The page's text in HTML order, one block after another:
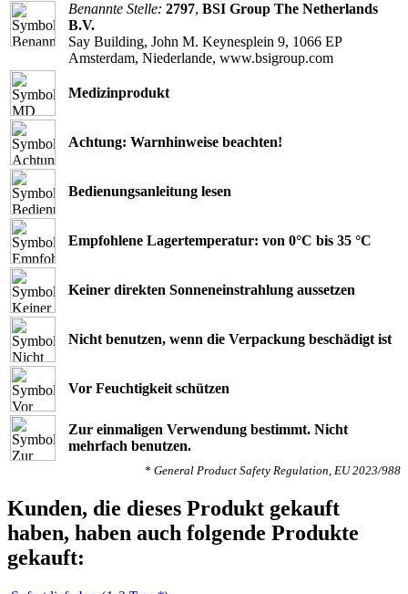
Benannte Stelle: 2797, BSI Group The Netherlands
B.V.
Say Building, John M. Keynesplein 9, 1066 EP
Amsterdam, Niederlande, www.bsigroup.com
Medizinprodukt
Achtung: Warnhinweise beachten!
Bedienungsanleitung lesen
Empfohlene Lagertemperatur: von 0°C bis 35 °C
Keiner direkten Sonneneinstrahlung aussetzen
Nicht benutzen, wenn die Verpackung beschädigt ist
Vor Feuchtigkeit schützen
Zur einmaligen Verwendung bestimmt. Nicht
mehrfach benutzen.
* General Product Safety Regulation, EU 2023/988
Kunden, die dieses Produkt gekauft
haben, haben auch folgende Produkte
gekauft: